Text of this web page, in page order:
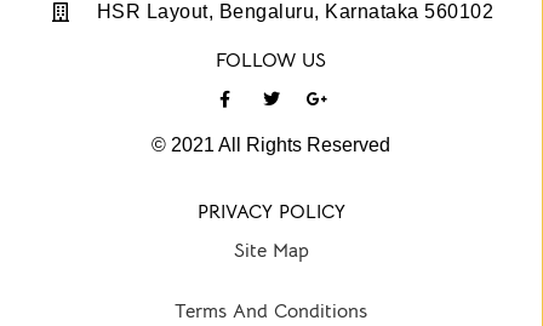
HSR Layout, Bengaluru, Karnataka 560102
FOLLOW US
© 2021 All Rights Reserved
PRIVACY POLICY
Site Map
Terms And Conditions